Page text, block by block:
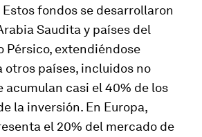
fondos se desarrollaron
Saudita y paí­ses del
Pérsico, extendiéndose
otros países, incluidos no
acumulan casi el 40% de los
la inversión. En Europa,
el 20% del mercado de